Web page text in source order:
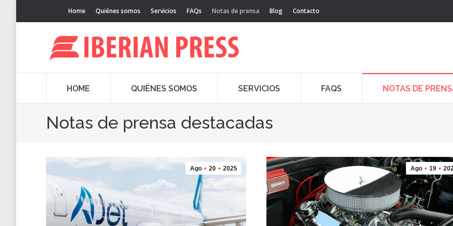
Home Quiénes somos Servicios FAQs Notas de prensa Blog Contacto
HOME QUIÉNES SOMOS SERVICIOS FAQS NOTAS DE
Notas de prensa destacadas
Ago 20 2025 Ago 19